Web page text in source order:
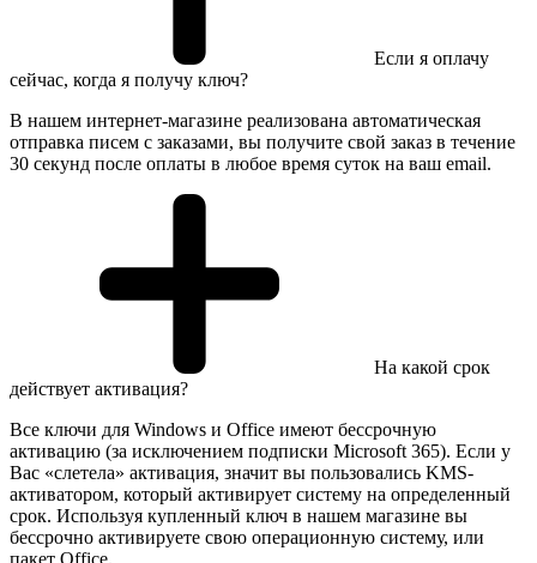
Если я оплачу
сейчас, когда я получу ключ?
В нашем интернет-магазине реализована автоматическая
отправка писем с заказами, вы получите свой заказ в течение
30 секунд после оплаты в любое время суток на ваш email.
На какой срок
действует активация?
Все ключи для Windows и Office имеют бессрочную
активацию (за исключением подписки Microsoft 365). Если у
Вас «слетела» активация, значит вы пользовались KMS-
активатором, который активирует систему на определенный
срок. Используя купленный ключ в нашем магазине вы
бессрочно активируете свою операционную систему, или
пакет Office.